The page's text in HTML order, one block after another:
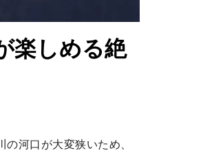
楽しめる絶
河口が大変狭いため、